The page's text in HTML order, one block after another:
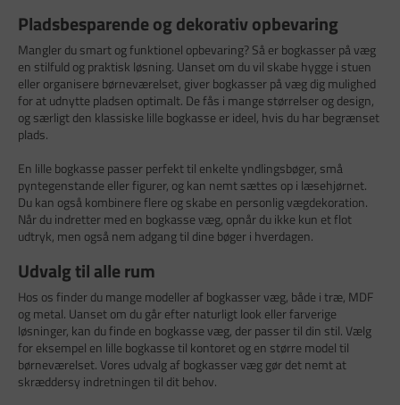
Pladsbesparende og dekorativ opbevaring
Mangler du smart og funktionel opbevaring? Så er bogkasser på væg
en stilfuld og praktisk løsning. Uanset om du vil skabe hygge i stuen
eller organisere børneværelset, giver bogkasser på væg dig mulighed
for at udnytte pladsen optimalt. De fås i mange størrelser og design,
og særligt den klassiske lille bogkasse er ideel, hvis du har begrænset
plads.
En lille bogkasse passer perfekt til enkelte yndlingsbøger, små
pyntegenstande eller figurer, og kan nemt sættes op i læsehjørnet.
Du kan også kombinere flere og skabe en personlig vægdekoration.
Når du indretter med en bogkasse væg, opnår du ikke kun et flot
udtryk, men også nem adgang til dine bøger i hverdagen.
Udvalg til alle rum
Hos os finder du mange modeller af bogkasser væg, både i træ, MDF
og metal. Uanset om du går efter naturligt look eller farverige
løsninger, kan du finde en bogkasse væg, der passer til din stil. Vælg
for eksempel en lille bogkasse til kontoret og en større model til
børneværelset. Vores udvalg af bogkasser væg gør det nemt at
skræddersy indretningen til dit behov.